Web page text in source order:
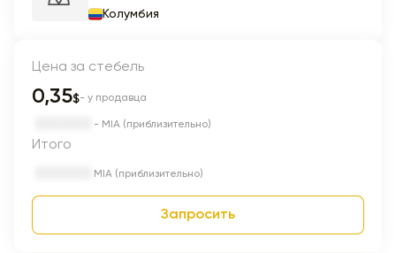
Колумбия
Цена за стебель
0,35$- у продавца
- MIA (приблизительно)
Итого
MIA (приблизительно)
Запросить